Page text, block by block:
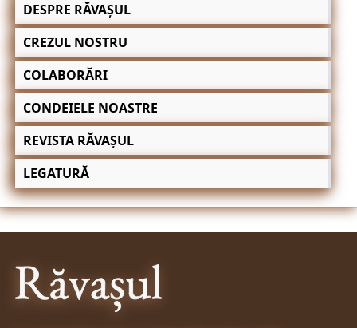
DESPRE RĂVAȘUL
CREZUL NOSTRU
COLABORĂRI
CONDEIELE NOASTRE
REVISTA RĂVAȘUL
LEGATURĂ